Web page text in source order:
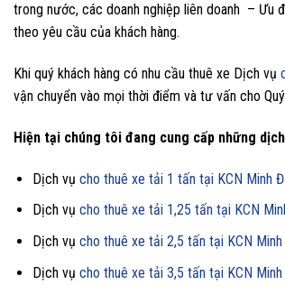
trong nước, các doanh nghiệp liên doanh – Ưu
theo yêu cầu của khách hàng.
Khi quý khách hàng có nhu cầu thuê xe Dịch vụ
vận chuyển vào mọi thời điểm và tư vấn cho
Hiện tại chúng tôi đang cung cấp những
Dịch vụ cho thuê xe tải 1 tấn tại KCN Minh
Dịch vụ cho thuê xe tải 1,25 tấn tại KCN
Dịch vụ cho thuê xe tải 2,5 tấn tại KCN
Dịch vụ cho thuê xe tải 3,5 tấn tại KCN